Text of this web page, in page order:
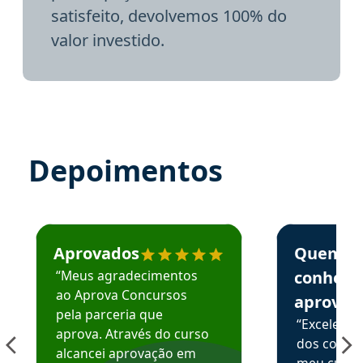
satisfeito, devolvemos 100% do
valor investido.
Depoimentos
Estudante José recomenda o Aprova Concursos em
Aprovados
“Meus agradecimentos
ao Aprova Concursos
pela parceria que
aprova. Através do curso
alcancei aprovação em
Estudante
Quem
aprova
dos